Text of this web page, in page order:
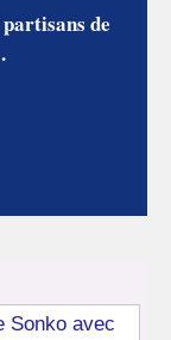
de
Sonko avec